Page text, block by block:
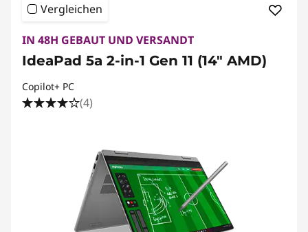
Vergleichen
IN 48H GEBAUT UND VERSANDT
IdeaPad 5a 2-in-1 Gen 11 (14" AMD)
Copilot+ PC
(4)